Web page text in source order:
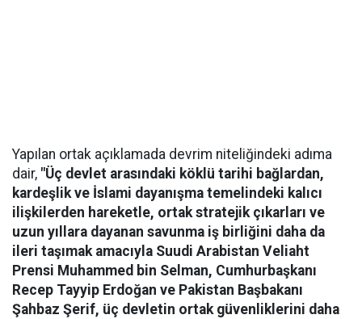
Yapılan ortak açıklamada devrim niteliğindeki adıma
dair, "Üç devlet arasındaki köklü tarihi bağlardan,
kardeşlik ve İslami dayanışma temelindeki kalıcı
ilişkilerden hareketle, ortak stratejik çıkarları ve
uzun yıllara dayanan savunma iş birliğini daha da
ileri taşımak amacıyla Suudi Arabistan Veliaht
Prensi Muhammed bin Selman, Cumhurbaşkanı
Recep Tayyip Erdoğan ve Pakistan Başbakanı
Şahbaz Şerif, üç devletin ortak güvenliklerini daha